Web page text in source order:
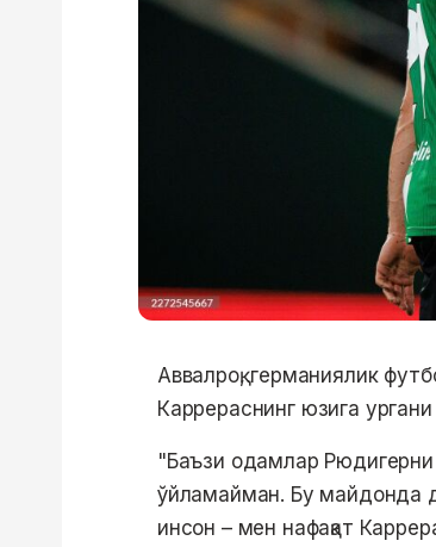
Аввалроқ, германиялик
Каррераснинг юзига
"Баъзи одамлар
ўйламайман. Бу майдонда
инсон – мен нафақат